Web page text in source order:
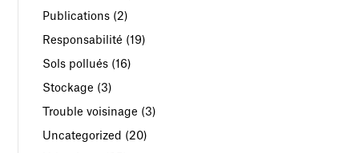
Publications (2)
Responsabilité (19)
Sols pollués (16)
Stockage (3)
Trouble voisinage (3)
Uncategorized (20)